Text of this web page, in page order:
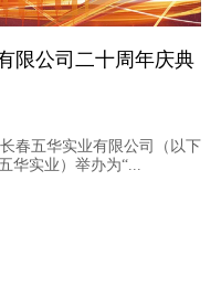
限公司二十周年庆典
五华实业有限公司（以下
华实业）举办为“...